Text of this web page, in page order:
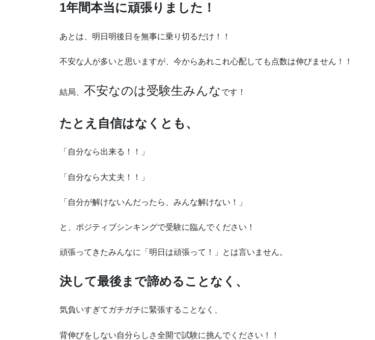
1年間本当に頑張りました！
あとは、明日明後日を無事に乗り切るだけ！！
不安な人が多いと思いますが、今からあれこれ心配しても点数は伸びません！！
結局、 不安なのは受験生みんな です！
たとえ自信はなくとも、
「自分なら出来る！！」
「自分なら大丈夫！！」
「自分が解けないんだったら、みんな解けない！」
と、ポジティブシンキングで受験に臨んでください！
頑張ってきたみんなに「明日は頑張って！」とは言いません。
決して最後まで諦めることなく、
気負いすぎてガチガチに緊張することなく、
背伸びをしない自分らしさ全開で試験に挑んでください！！